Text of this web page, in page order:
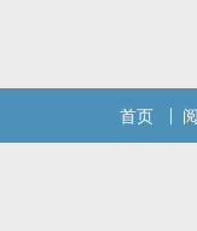
精神
本站提示：各位书友要
首页